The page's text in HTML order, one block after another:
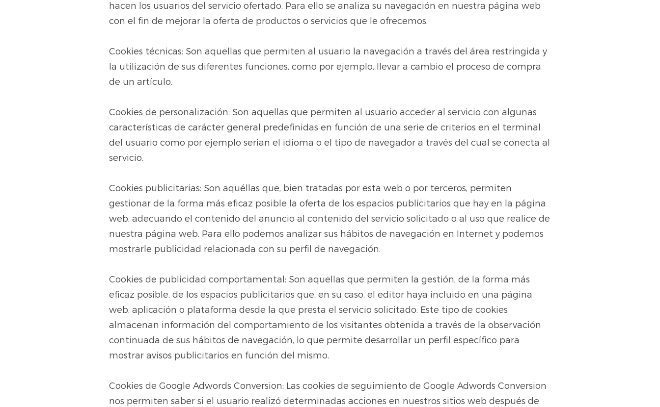
hacen los usuarios del servicio ofertado. Para ello se analiza su navegación en nuestra página web
con el fin de mejorar la oferta de productos o servicios que le ofrecemos.
Cookies técnicas: Son aquellas que permiten al usuario la navegación a través del área restringida y
la utilización de sus diferentes funciones, como por ejemplo, llevar a cambio el proceso de compra
de un artículo.
Cookies de personalización: Son aquellas que permiten al usuario acceder al servicio con algunas
características de carácter general predefinidas en función de una serie de criterios en el terminal
del usuario como por ejemplo serian el idioma o el tipo de navegador a través del cual se conecta al
servicio.
Cookies publicitarias: Son aquéllas que, bien tratadas por esta web o por terceros, permiten
gestionar de la forma más eficaz posible la oferta de los espacios publicitarios que hay en la página
web, adecuando el contenido del anuncio al contenido del servicio solicitado o al uso que realice de
nuestra página web. Para ello podemos analizar sus hábitos de navegación en Internet y podemos
mostrarle publicidad relacionada con su perfil de navegación.
Cookies de publicidad comportamental: Son aquellas que permiten la gestión, de la forma más
eficaz posible, de los espacios publicitarios que, en su caso, el editor haya incluido en una página
web, aplicación o plataforma desde la que presta el servicio solicitado. Este tipo de cookies
almacenan información del comportamiento de los visitantes obtenida a través de la observación
continuada de sus hábitos de navegación, lo que permite desarrollar un perfil específico para
mostrar avisos publicitarios en función del mismo.
Cookies de Google Adwords Conversion: Las cookies de seguimiento de Google Adwords Conversion
nos permiten saber si el usuario realizó determinadas acciones en nuestros sitios web después de